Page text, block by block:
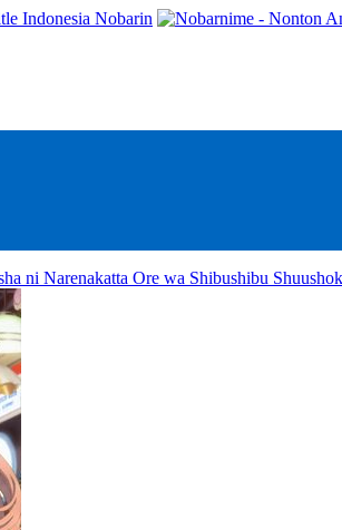
Indonesia Nobarin
ni Narenakatta Ore wa Shibushibu